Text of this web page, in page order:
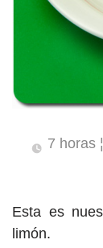
7 horas ¦
Esta es
limón.